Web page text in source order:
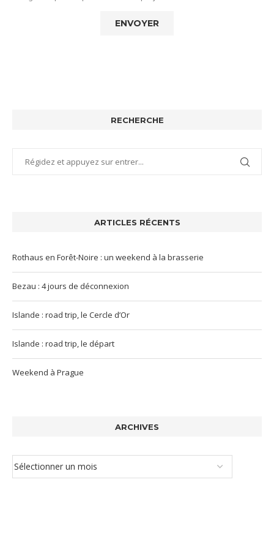
RECHERCHE
ARTICLES RÉCENTS
Rothaus en Forêt-Noire : un weekend à la brasserie
Bezau : 4 jours de déconnexion
Islande : road trip, le Cercle d’Or
Islande : road trip, le départ
Weekend à Prague
ARCHIVES